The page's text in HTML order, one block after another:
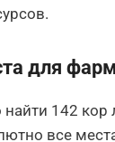
для
142 кор
все